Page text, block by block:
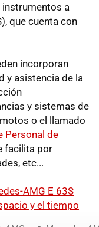
instrumentos a
que cuenta con
incorporan
y asistencia de la
y sistemas de
o el llamado
Personal de
facilita por
etc...
AMG E 63S
y el tiempo